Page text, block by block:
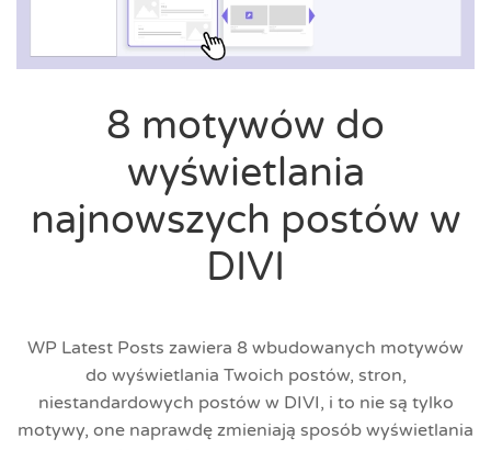
8 motywów do
wyświetlania
najnowszych postów w
DIVI
WP Latest Posts zawiera 8 wbudowanych motywów
do wyświetlania Twoich postów, stron,
niestandardowych postów w DIVI, i to nie są tylko
motywy, one naprawdę zmieniają sposób wyświetlania